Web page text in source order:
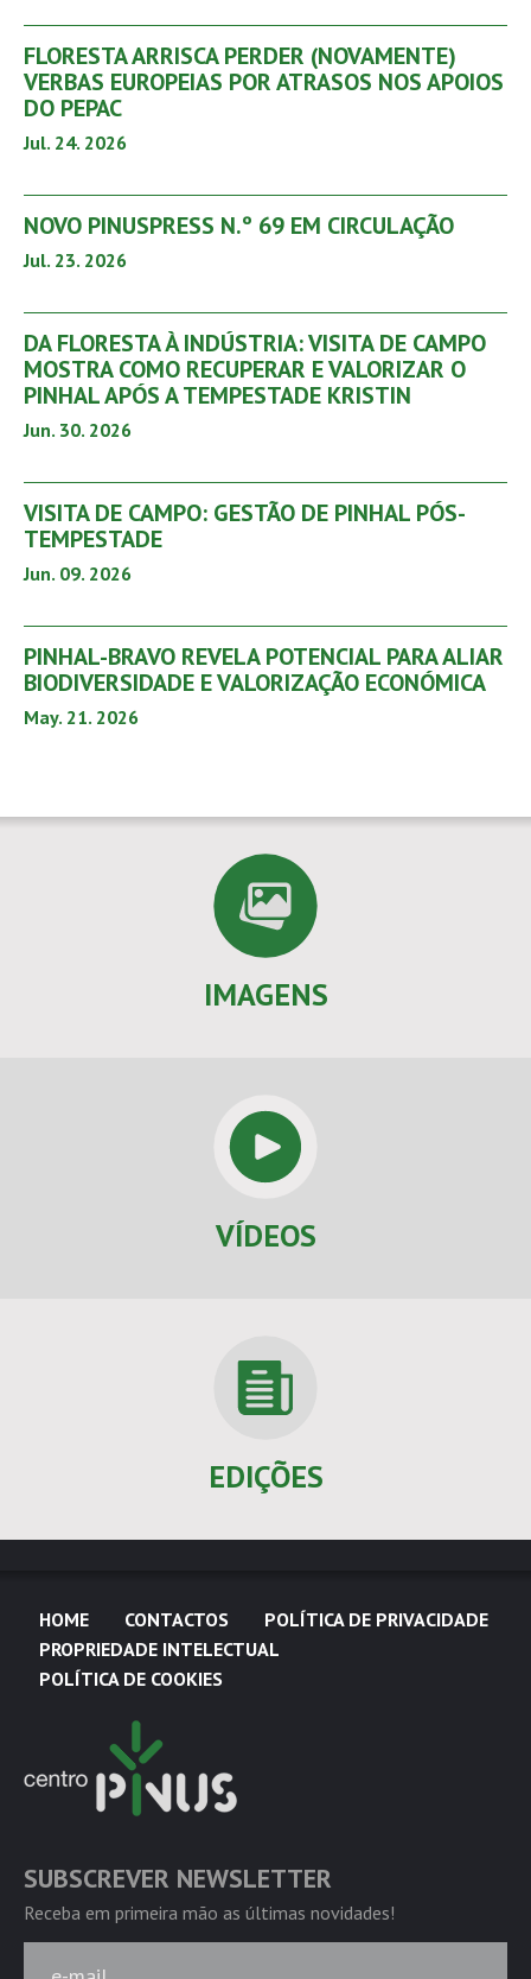
FLORESTA ARRISCA PERDER (NOVAMENTE)
VERBAS EUROPEIAS POR ATRASOS NOS APOIOS
DO PEPAC
Jul. 24. 2026
NOVO PINUSPRESS N.º 69 EM CIRCULAÇÃO
Jul. 23. 2026
DA FLORESTA À INDÚSTRIA: VISITA DE CAMPO
MOSTRA COMO RECUPERAR E VALORIZAR O
PINHAL APÓS A TEMPESTADE KRISTIN
Jun. 30. 2026
VISITA DE CAMPO: GESTÃO DE PINHAL PÓS-
TEMPESTADE
Jun. 09. 2026
PINHAL-BRAVO REVELA POTENCIAL PARA ALIAR
BIODIVERSIDADE E VALORIZAÇÃO ECONÓMICA
May. 21. 2026
IMAGENS
VÍDEOS
EDIÇÕES
HOME CONTACTOS
POLÍTICA DE PRIVACIDADE
PROPRIEDADE INTELECTUAL
POLÍTICA DE COOKIES
SUBSCREVER NEWSLETTER
Receba em primeira mão as últimas novidades!